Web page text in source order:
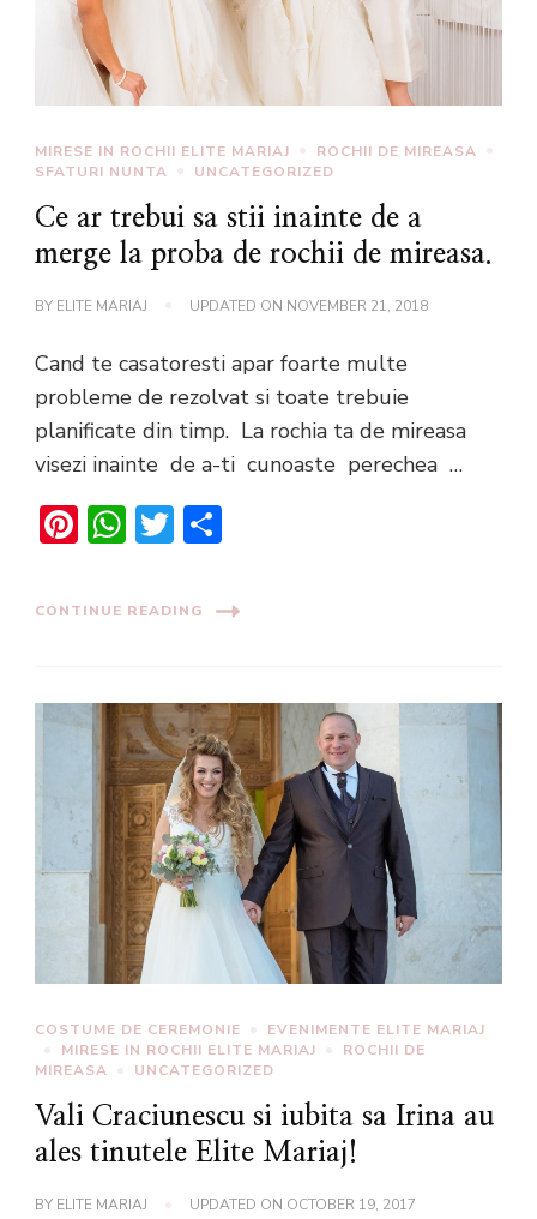
MIRESE IN ROCHII ELITE MARIAJ
ROCHII DE MIREASA
SFATURI NUNTA
UNCATEGORIZED
Ce ar trebui sa stii inainte de a
merge la proba de rochii de mireasa.
BY ELITE MARIAJ UPDATED ON NOVEMBER 21, 2018
Cand te casatoresti apar foarte multe
probleme de rezolvat si toate trebuie
planificate din timp. La rochia ta de mireasa
visezi inainte de a-ti cunoaste perechea …
Pinterest
WhatsApp
Twitter
CONTINUE READING
COSTUME DE CEREMONIE
EVENIMENTE ELITE MARIAJ
MIRESE IN ROCHII ELITE MARIAJ
ROCHII DE
MIREASA
UNCATEGORIZED
Vali Craciunescu si iubita sa Irina au
ales tinutele Elite Mariaj!
BY ELITE MARIAJ UPDATED ON OCTOBER 19, 2017